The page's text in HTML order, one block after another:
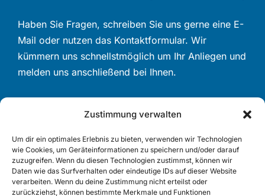
Zustimmung verwalten
Um dir ein optimales Erlebnis zu bieten, verwenden wir Technologien
wie Cookies, um Geräteinformationen zu speichern und/oder darauf
zuzugreifen. Wenn du diesen Technologien zustimmst, können wir
Daten wie das Surfverhalten oder eindeutige IDs auf dieser Website
verarbeiten. Wenn du deine Zustimmung nicht erteilst oder
zurückziehst, können bestimmte Merkmale und Funktionen
Haben Sie Fragen, schreiben Sie uns gerne eine E-
Mail oder nutzen das Kontaktformular. Wir
kümmern uns schnellstmöglich um Ihr Anliegen und
melden uns anschließend bei Ihnen.
Beliebte Themen
Private Krankenvollversicherung
KFZ-Versicherung
Berufsunfähigkeitsversicherung